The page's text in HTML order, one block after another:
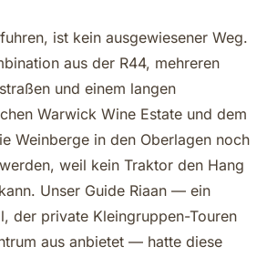
ist kein ausgewiesener Weg.
aus der R44, mehreren
und einem langen
Warwick Wine Estate und dem
Weinberge in den Oberlagen noch
weil kein Traktor den Hang
Unser Guide Riaan — ein
der private Kleingruppen-Touren
aus anbietet — hatte diese